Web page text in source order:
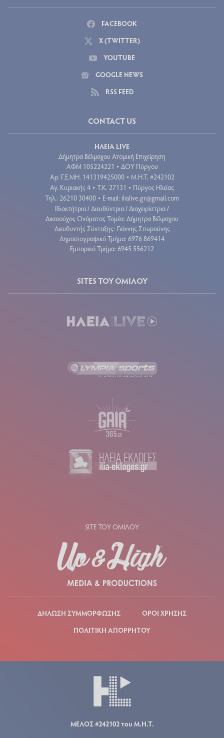
FACEBOOK
X (TWITTER)
YOUTUBE
GOOGLE NEWS
RSS FEED
CONTACT US
ΗΛΕΙΑ LIVE
Δήμητρα Βέλμαχου Ατομική Επιχείρηση
ΑΦΜ 105224221 • ΔΟΥ Πύργου
Aρ. Γ.Ε.ΜΗ. 141319425000 • Μ.Η.Τ. #242102
Αγ. Κυριακής 4 • Τ.Κ. 27131 • Πύργος Ηλείας
Τηλ.: 26210 30400 • E-mail: ilialive.gr@gmail.com
Ιδιοκτήτρια / Διευθύντρια / Διαχειρίστρια /
Δικαιούχος Ονόματος Τομέα: Δήμητρα Βέλμαχου
Διευθυντής Σύνταξης: Γιάννης Σπυρούνης
Δημοσιογραφικό Τμήμα: 6976 869414
Εμπορικό Τμήμα: 6945 556212
SITES ΤΟΥ ΟΜΙΛΟΥ
SITE ΤΟΥ ΟΜΙΛΟΥ
ΔΗΛΩΣΗ ΣΥΜΜΟΡΦΩΣΗΣ
ΟΡΟΙ ΧΡΗΣΗΣ
ΠΟΛΙΤΙΚΗ ΑΠΟΡΡΗΤΟΥ
ΜΕΛΟΣ #242102 του Μ.Η.Τ.